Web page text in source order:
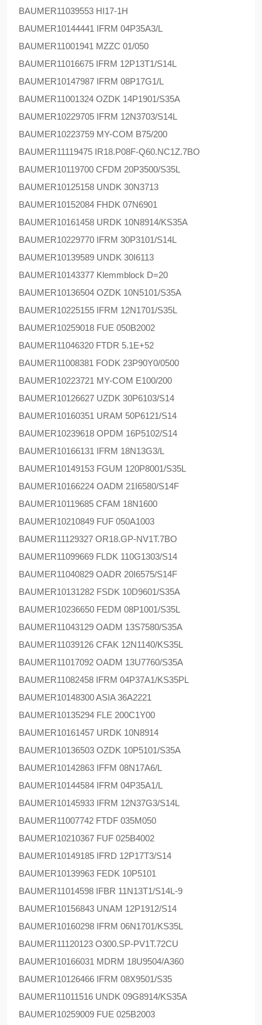
BAUMER11039553 HI17-1H
BAUMER10144441 IFRM 04P35A3/L
BAUMER11001941 MZZC 01/050
BAUMER11016675 IFRM 12P13T1/S14L
BAUMER10147987 IFRM 08P17G1/L
BAUMER11001324 OZDK 14P1901/S35A
BAUMER10229705 IFRM 12N3703/S14L
BAUMER10223759 MY-COM B75/200
BAUMER11119475 IR18.P08F-Q60.NC1Z.7BO
BAUMER10119700 CFDM 20P3500/S35L
BAUMER10125158 UNDK 30N3713
BAUMER10152084 FHDK 07N6901
BAUMER10161458 URDK 10N8914/KS35A
BAUMER10229770 IFRM 30P3101/S14L
BAUMER10139589 UNDK 30I6113
BAUMER10143377 Klemmblock D=20
BAUMER10136504 OZDK 10N5101/S35A
BAUMER10225155 IFRM 12N1701/S35L
BAUMER10259018 FUE 050B2002
BAUMER11046320 FTDR 5.1E+52
BAUMER11008381 FODK 23P90Y0/0500
BAUMER10223721 MY-COM E100/200
BAUMER10126627 UZDK 30P6103/S14
BAUMER10160351 URAM 50P6121/S14
BAUMER10239618 OPDM 16P5102/S14
BAUMER10166131 IFRM 18N13G3/L
BAUMER10149153 FGUM 120P8001/S35L
BAUMER10166224 OADM 21I6580/S14F
BAUMER10119685 CFAM 18N1600
BAUMER10210849 FUF 050A1003
BAUMER11129327 OR18.GP-NV1T.7BO
BAUMER11099669 FLDK 110G1303/S14
BAUMER11040829 OADR 20I6575/S14F
BAUMER10131282 FSDK 10D9601/S35A
BAUMER10236650 FEDM 08P1001/S35L
BAUMER11043129 OADM 13S7580/S35A
BAUMER11039126 CFAK 12N1140/KS35L
BAUMER11017092 OADM 13U7760/S35A
BAUMER11082458 IFRM 04P37A1/KS35PL
BAUMER10148300 ASIA 36A2221
BAUMER10135294 FLE 200C1Y00
BAUMER10161457 URDK 10N8914
BAUMER10136503 OZDK 10P5101/S35A
BAUMER10142863 IFFM 08N17A6/L
BAUMER10144584 IFRM 04P35A1/L
BAUMER10145933 IFRM 12N37G3/S14L
BAUMER11007742 FTDF 035M050
BAUMER10210367 FUF 025B4002
BAUMER10149185 IFRD 12P17T3/S14
BAUMER10139963 FEDK 10P5101
BAUMER11014598 IFBR 11N13T1/S14L-9
BAUMER10156843 UNAM 12P1912/S14
BAUMER10160298 IFRM 06N1701/KS35L
BAUMER11120123 O300.SP-PV1T.72CU
BAUMER10166031 MDRM 18U9504/A360
BAUMER10126466 IFRM 08X9501/S35
BAUMER11011516 UNDK 09G8914/KS35A
BAUMER10259009 FUE 025B2003